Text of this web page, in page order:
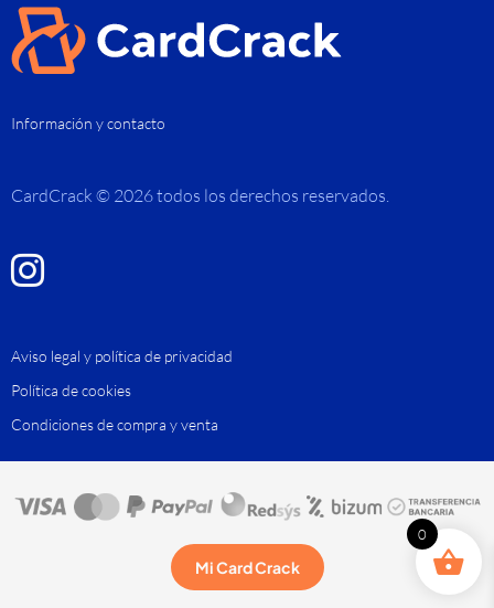
Información y contacto
CardCrack © 2026 todos los derechos reservados.
Aviso legal y política de privacidad
Política de cookies
Condiciones de compra y venta
Mi Card Crack
0